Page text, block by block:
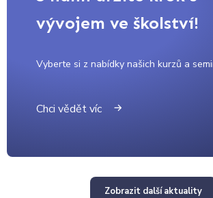
vývojem ve školství!
Vyberte si z nabídky našich kurzů a
Chci vědět víc
Zobrazit další aktuality